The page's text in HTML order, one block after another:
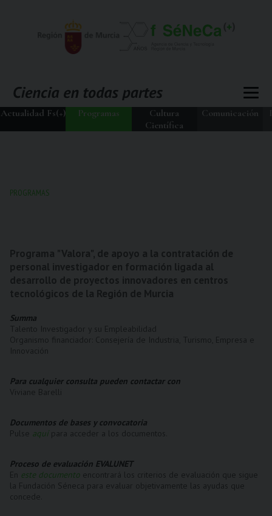
Actualidad Fs(+) Programas
Cultura
Científica
Comunicación
PROGRAMAS
Summa
Para cualquier consulta pueden contactar con
Documentos de bases y convocatoria
aquí
Proceso de evaluación EVALUNET
este documento